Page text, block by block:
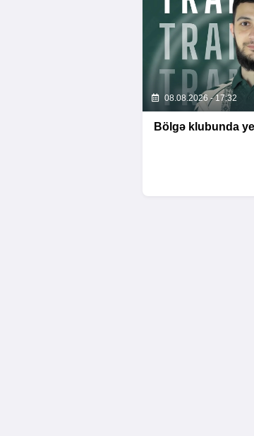
08.08.2026 - 17:32
Bölgə klubunda